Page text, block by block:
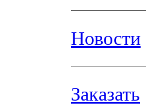
Новости
Заказать